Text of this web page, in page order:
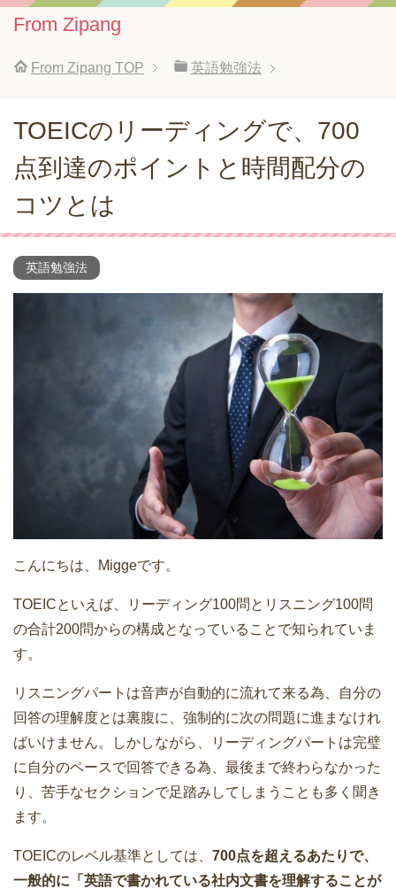
From Zipang
From Zipang TOP 英語勉強法
TOEICのリーディングで、700
点到達のポイントと時間配分の
コツとは
英語勉強法
こんにちは、Miggeです。
TOEICといえば、リーディング100問とリスニング100問
の合計200問からの構成となっていることで知られていま
す。
リスニングパートは音声が自動的に流れて来る為、自分の
回答の理解度とは裏腹に、強制的に次の問題に進まなけれ
ばいけません。しかしながら、リーディングパートは完璧
に自分のペースで回答できる為、最後まで終わらなかった
り、苦手なセクションで足踏みしてしまうことも多く聞き
ます。
TOEICのレベル基準としては、 700点を超えるあたりで、
一般的に「英語で書かれている社内文書を理解することが